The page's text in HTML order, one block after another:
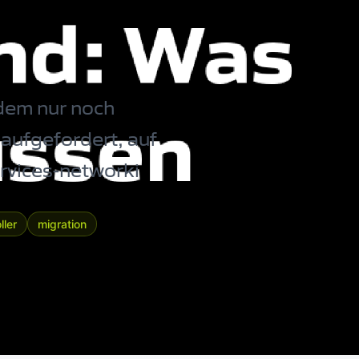
nur noch
auf
networki
migration